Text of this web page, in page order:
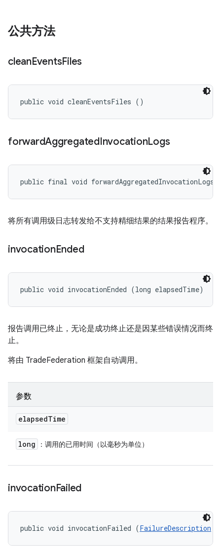
公共方法
cleanEventsFiles
public void cleanEventsFiles ()
forwardAggregatedInvocationLogs
public final void forwardAggregatedInvocationLogs
将所有调用级日志转发给不支持精细结果的结果报告程序。
invocationEnded
public void invocationEnded (long elapsedTime)
报告调用已终止，无论是成功终止还是因某些错误情况而终
止。
将由 TradeFederation 框架自动调用。
参数
elapsedTime
long ：调用的已用时间（以毫秒为单位）
invocationFailed
public void invocationFailed (FailureDescription